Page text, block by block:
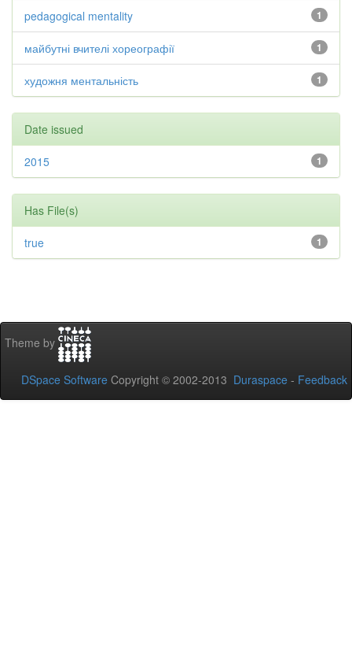
1
pedagogical mentality
1
майбутні вчителі хореографії
1
художня ментальність
Date issued
1
2015
Has File(s)
1
true
Theme by
DSpace Software Copyright © 2002-2013 Duraspace - Feedback